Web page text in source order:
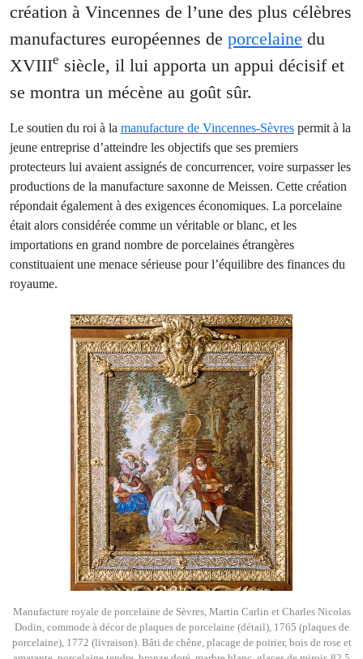
création à Vincennes de l’une des plus célèbres
manufactures européennes de porcelaine du
XVIIIe siècle, il lui apporta un appui décisif et
se montra un mécène au goût sûr.
Le soutien du roi à la manufacture de Vincennes-Sèvres permit à la
jeune entreprise d’atteindre les objectifs que ses premiers
protecteurs lui avaient assignés de concurrencer, voire surpasser les
productions de la manufacture saxonne de Meissen. Cette création
répondait également à des exigences économiques. La porcelaine
était alors considérée comme un véritable or blanc, et les
importations en grand nombre de porcelaines étrangères
constituaient une menace sérieuse pour l’équilibre des finances du
royaume.
Manufacture royale de porcelaine de Sèvres, Martin Carlin et Charles Nicolas
Dodin, commode à décor de plaques de porcelaine (détail), 1765 (plaques de
porcelaine), 1772 (livraison). Bâti de chêne, placage de poirier, bois de rose et